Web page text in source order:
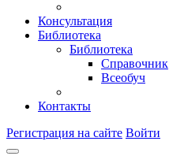
Консультация
Библиотека
Библиотека
Справочник
Всеобуч
Контакты
Регистрация на сайте Войти